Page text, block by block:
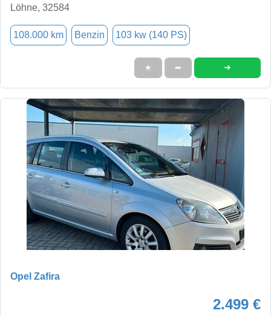
Löhne, 32584
108.000 km Benzin 103 kw (140 PS)
★ ➦ ➜
Opel Zafira
2.499 €